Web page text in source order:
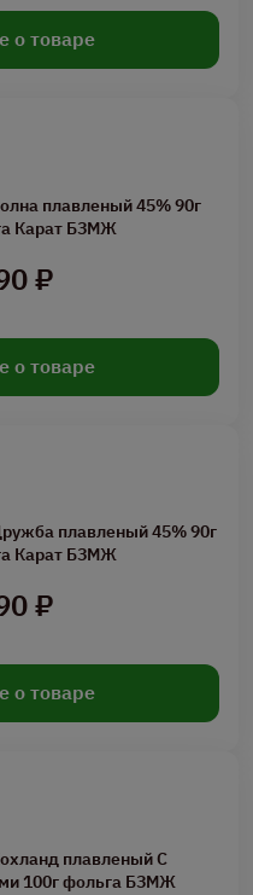
о товаре
плавленый 45% 90г
Карат БЗМЖ
₽
о товаре
плавленый 45% 90г
Карат БЗМЖ
₽
о товаре
плавленый С
100г фольга БЗМЖ